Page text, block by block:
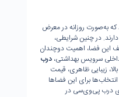
به‌صورت روزانه در معرض
در چنین شرایطی،
این فضا، اهمیت دوچندان
سرویس بهداشتی، درب
زیبایی ظاهری، قیمت
برای این فضاها
درب پی‌وی‌سی در